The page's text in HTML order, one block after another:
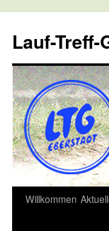
Lauf-
Zum
Willkommen